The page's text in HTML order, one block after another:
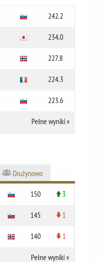
242.2
234.0
227.8
224.3
223.6
Pełne wyniki»
Drużynowo
150 3
145 1
140 1
Pełne wyniki»